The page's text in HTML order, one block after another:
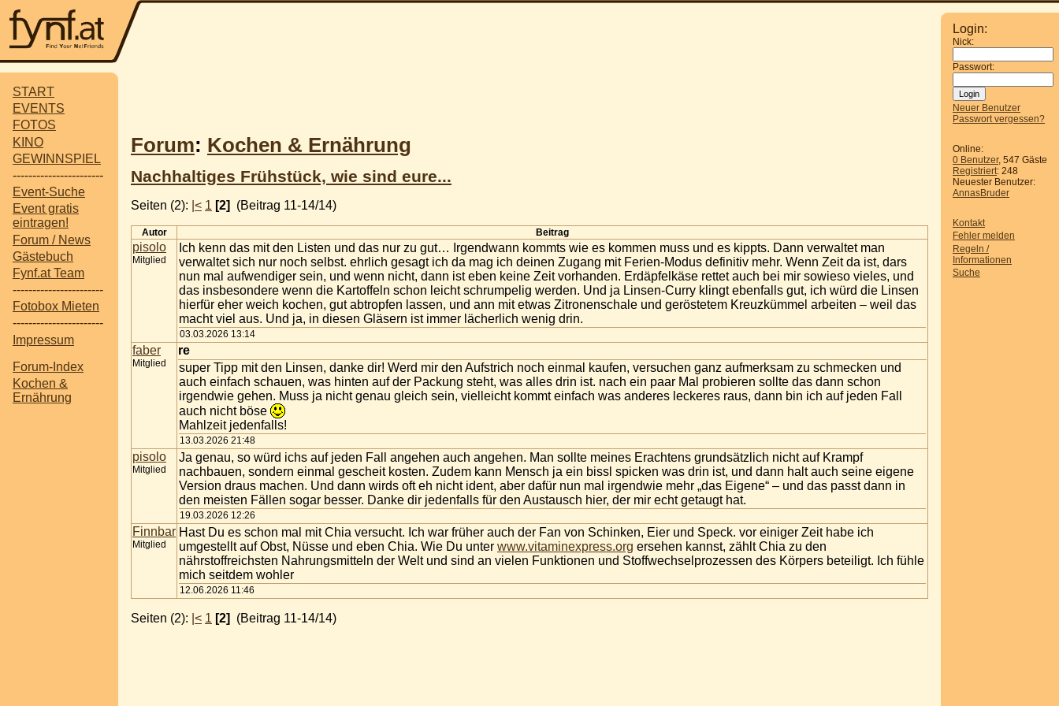
START
EVENTS
FOTOS
KINO
GEWINNSPIEL
-----------------------
Event-Suche
Event gratis
eintragen!
Forum / News
Gästebuch
Fynf.at Team
-----------------------
Fotobox Mieten
-----------------------
Impressum
Forum-Index
Kochen &
Ernährung
Login:
Nick:
Passwort:
Neuer Benutzer
Passwort vergessen?
Online:
0 Benutzer, 547 Gäste
Registriert: 248
Neuester Benutzer:
AnnasBruder
Kontakt
Fehler melden
Regeln /
Informationen
Suche
Forum: Kochen & Ernährung
Nachhaltiges Frühstück, wie sind eure...
Seiten (2): |< 1 [2] (Beitrag 11-14/14)
Autor Beitrag
pisolo
Mitglied
Ich kenn das mit den Listen und das nur zu gut… Irgendwann kommts wie es kommen muss und es kippts. Dann verwaltet man
verwaltet sich nur noch selbst. ehrlich gesagt ich da mag ich deinen Zugang mit Ferien-Modus definitiv mehr. Wenn Zeit da ist, dars
nun mal aufwendiger sein, und wenn nicht, dann ist eben keine Zeit vorhanden. Erdäpfelkäse rettet auch bei mir sowieso vieles, und
das insbesondere wenn die Kartoffeln schon leicht schrumpelig werden. Und ja Linsen-Curry klingt ebenfalls gut, ich würd die Linsen
hierfür eher weich kochen, gut abtropfen lassen, und ann mit etwas Zitronenschale und geröstetem Kreuzkümmel arbeiten – weil das
macht viel aus. Und ja, in diesen Gläsern ist immer lächerlich wenig drin.
03.03.2026 13:14
faber
Mitglied
re
super Tipp mit den Linsen, danke dir! Werd mir den Aufstrich noch einmal kaufen, versuchen ganz aufmerksam zu schmecken und
auch einfach schauen, was hinten auf der Packung steht, was alles drin ist. nach ein paar Mal probieren sollte das dann schon
irgendwie gehen. Muss ja nicht genau gleich sein, vielleicht kommt einfach was anderes leckeres raus, dann bin ich auf jeden Fall
auch nicht böse
Mahlzeit jedenfalls!
13.03.2026 21:48
pisolo
Mitglied
Ja genau, so würd ichs auf jeden Fall angehen auch angehen. Man sollte meines Erachtens grundsätzlich nicht auf Krampf
nachbauen, sondern einmal gescheit kosten. Zudem kann Mensch ja ein bissl spicken was drin ist, und dann halt auch seine eigene
Version draus machen. Und dann wirds oft eh nicht ident, aber dafür nun mal irgendwie mehr „das Eigene“ – und das passt dann in
den meisten Fällen sogar besser. Danke dir jedenfalls für den Austausch hier, der mir echt getaugt hat.
19.03.2026 12:26
Finnbar
Mitglied
Hast Du es schon mal mit Chia versucht. Ich war früher auch der Fan von Schinken, Eier und Speck. vor einiger Zeit habe ich
umgestellt auf Obst, Nüsse und eben Chia. Wie Du unter www.vitaminexpress.org ersehen kannst, zählt Chia zu den
nährstoffreichsten Nahrungsmitteln der Welt und sind an vielen Funktionen und Stoffwechselprozessen des Körpers beteiligt. Ich fühle
mich seitdem wohler
12.06.2026 11:46
Seiten (2): |< 1 [2] (Beitrag 11-14/14)